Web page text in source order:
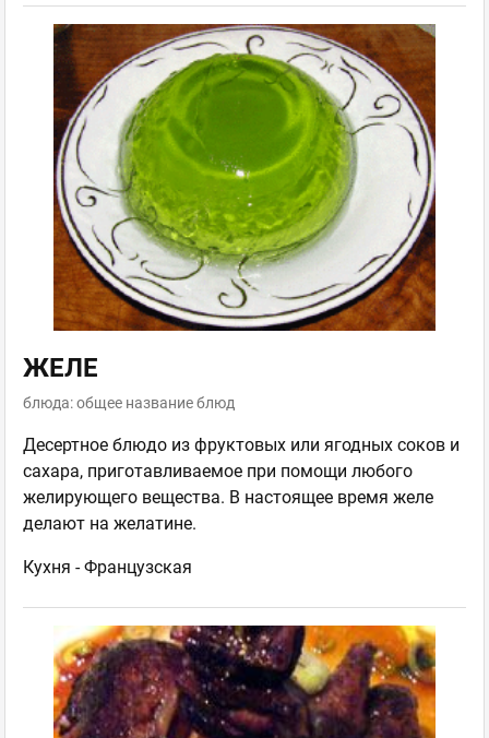
ЖЕЛЕ
блюда: общее название блюд
Десертное блюдо из фруктовых или ягодных соков и
сахара, приготавливаемое при помощи любого
желирующего вещества. В настоящее время желе
делают на желатине.
Кухня -Французская